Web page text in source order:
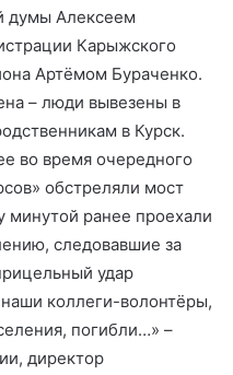
думы Алексеем
Карыжского
Артёмом Бураченко.
– люди вывезены в
в Курск.
во время очередного
обстреляли мост
минутой ранее проехали
следовавшие за
удар
коллеги-волонтёры,
погибли…» –
директор